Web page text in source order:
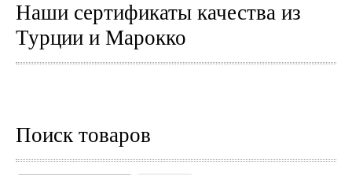
Наши сертификаты качества из
Турции и Марокко
Поиск товаров